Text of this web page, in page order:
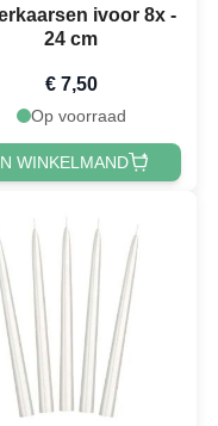
ivoor 8x -
24 cm
€ 7,50
Op voorraad
WINKELMAND